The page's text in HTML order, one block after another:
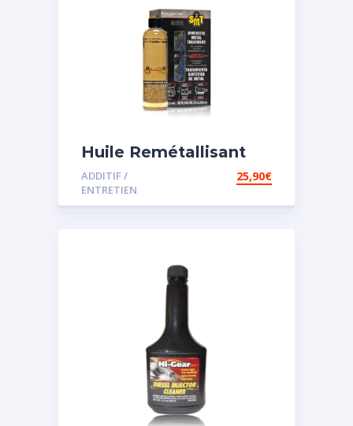
Huile Remétallisant
Moteur SMT2
ADDITIF /
ENTRETIEN
25,90€